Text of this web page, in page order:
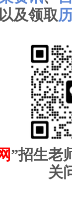
以及领取
”招生老
关